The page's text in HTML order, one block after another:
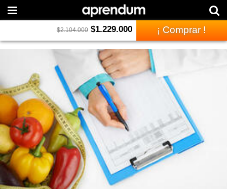
$2.104.000 $1.229.000 ¡ Comprar !